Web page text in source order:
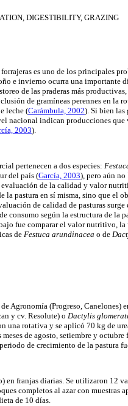
DIGESTIBILITY, GRAZING
es uno de los principales
e invierno ocurra una importante
de las praderas más
de gramíneas perennes en la
leche (Carámbula, 2002). Si bien las
nacional indican producciones que
2003).
pertenecen a dos especies:
del país (García, 2003), pero aún
de la calidad y valor
pastura en sí misma, sino que el
de calidad de pasturas
consumo según la estructura de la
fue comparar el valor nutritivo,
de Festuca arundinacea o de
Agronomía (Progreso, Canelones)
y cv. Resolute) o Dactylis
una rotativa y se aplicó 70 kg de
de agosto, setiembre y octubre
de crecimiento de la pastura
en franjas diarias. Se utilizaron 12
completos al azar con muestras
de 10 días.